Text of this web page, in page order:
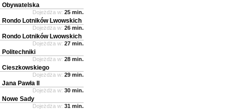
Obywatelska
Dojeżdża w: 25 min.
Rondo Lotników Lwowskich
Dojeżdża w: 26 min.
Rondo Lotników Lwowskich
Dojeżdża w: 27 min.
Politechniki
Dojeżdża w: 28 min.
Cieszkowskiego
Dojeżdża w: 29 min.
Jana Pawła II
Dojeżdża w: 30 min.
Nowe Sady
Dojeżdża w: 31 min.